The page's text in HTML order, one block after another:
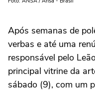
Após semanas de
verbas e até uma
responsável pelo
principal vitrine da
sábado (9), com um